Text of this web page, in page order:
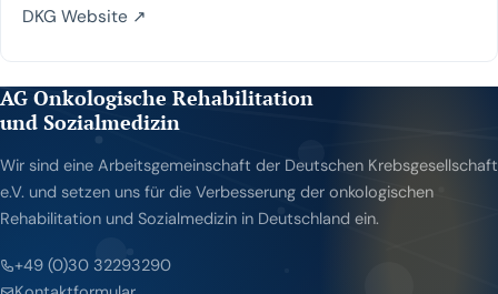
DKG Website ↗
AG Onkologische Rehabilitation
und Sozialmedizin
Wir sind eine Arbeitsgemeinschaft der Deutschen Krebsgesellschaft
e.V. und setzen uns für die Verbesserung der onkologischen
Rehabilitation und Sozialmedizin in Deutschland ein.
+49 (0)30 32293290